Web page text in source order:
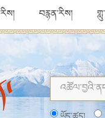
བརྙན་རིས།